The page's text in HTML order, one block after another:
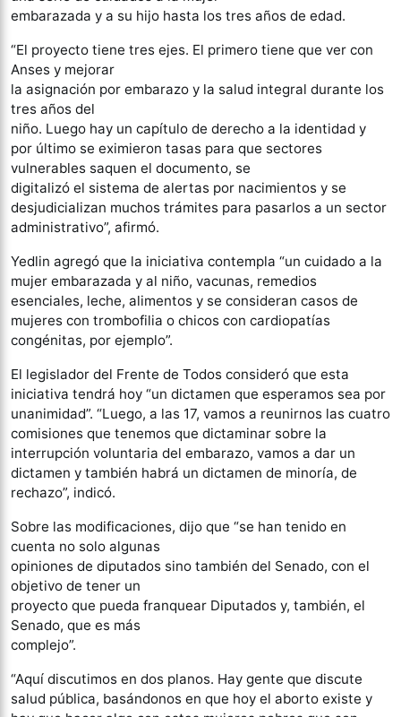
embarazada y a su hijo hasta los tres años de edad.
“El proyecto tiene tres ejes. El primero tiene que ver con
Anses y mejorar
la asignación por embarazo y la salud integral durante los
tres años del
niño. Luego hay un capítulo de derecho a la identidad y
por último se eximieron tasas para que sectores
vulnerables saquen el documento, se
digitalizó el sistema de alertas por nacimientos y se
desjudicializan muchos trámites para pasarlos a un sector
administrativo”, afirmó.
Yedlin agregó que la iniciativa contempla “un cuidado a la
mujer embarazada y al niño, vacunas, remedios
esenciales, leche, alimentos y se consideran casos de
mujeres con trombofilia o chicos con cardiopatías
congénitas, por ejemplo”.
El legislador del Frente de Todos consideró que esta
iniciativa tendrá hoy “un dictamen que esperamos sea por
unanimidad”. “Luego, a las 17, vamos a reunirnos las cuatro
comisiones que tenemos que dictaminar sobre la
interrupción voluntaria del embarazo, vamos a dar un
dictamen y también habrá un dictamen de minoría, de
rechazo”, indicó.
Sobre las modificaciones, dijo que “se han tenido en
cuenta no solo algunas
opiniones de diputados sino también del Senado, con el
objetivo de tener un
proyecto que pueda franquear Diputados y, también, el
Senado, que es más
complejo”.
“Aquí discutimos en dos planos. Hay gente que discute
salud pública, basándonos en que hoy el aborto existe y